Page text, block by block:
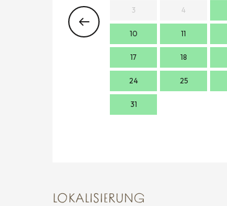
3 4
10 11
17 18
24 25
31
LOKALISIERUNG